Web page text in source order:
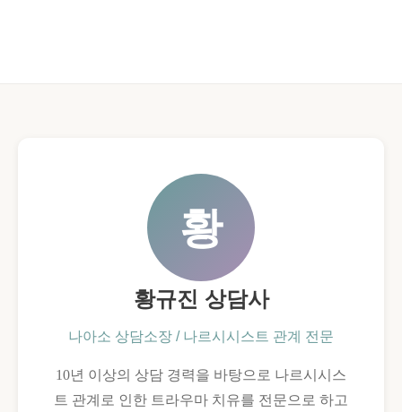
황
황규진 상담사
나아소 상담소장 / 나르시시스트 관계 전문
10년 이상의 상담 경력을 바탕으로 나르시시스
트 관계로 인한 트라우마 치유를 전문으로 하고